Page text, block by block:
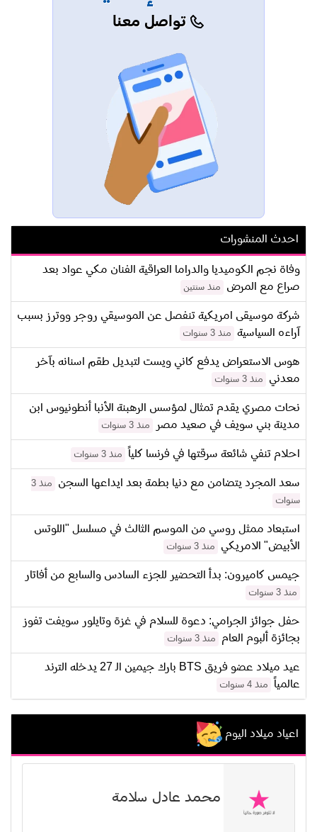
تواصل معنا
احدث المنشورات
وفاة نجم الكوميديا والدراما العراقية الفنان مكي عواد بعد
صراع مع المرض
منذ سنتين
شركة موسيقى امريكية تنفصل عن الموسيقي روجر ووترز بسبب
آراءه السياسية
منذ 3 سنوات
هوس الاستعراض يدفع كاني ويست لتبديل طقم اسنانه بآخر
معدني
منذ 3 سنوات
نحات مصري يقدم تمثال لمؤسس الرهبنة الأنبا أنطونيوس ابن
مدينة بني سويف في صعيد مصر
منذ 3 سنوات
احلام تنفي شائعة سرقتها في فرنسا كلياً منذ 3 سنوات
سعد المجرد يتضامن مع دنيا بطمة بعد ايداعها السجن
منذ 3
سنوات
استبعاد ممثل روسي من الموسم الثالث في مسلسل "اللوتس
الأبيض" الامريكي
منذ 3 سنوات
جيمس كاميرون: بدأ التحضير للجزء السادس والسابع من أفاتار
منذ 3 سنوات
حفل جوائز الجرامي: دعوة للسلام في غزة وتايلور سويفت تفوز
بجائزة ألبوم العام
منذ 3 سنوات
عيد ميلاد عضو فريق BTS بارك جيمين الـ 27 يدخله الترند
عالمياً
منذ 4 سنوات
اعياد ميلاد اليوم
محمد عادل سلامة